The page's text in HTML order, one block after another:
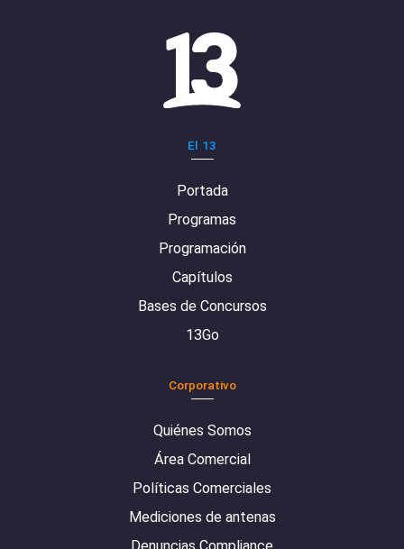
El 13
Portada
Programas
Programación
Capítulos
Bases de Concursos
13Go
Corporativo
Quiénes Somos
Área Comercial
Políticas Comerciales
Mediciones de antenas
Denuncias Compliance